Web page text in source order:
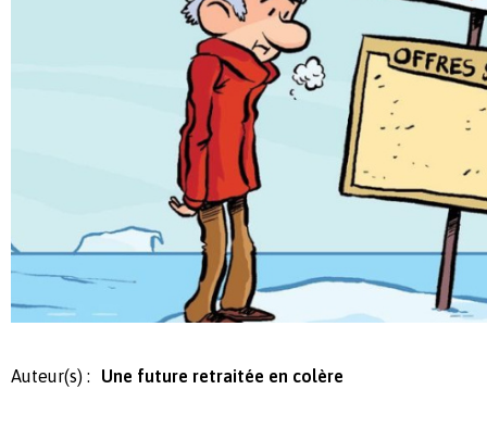
Auteur(s) : Une future retraitée en colère